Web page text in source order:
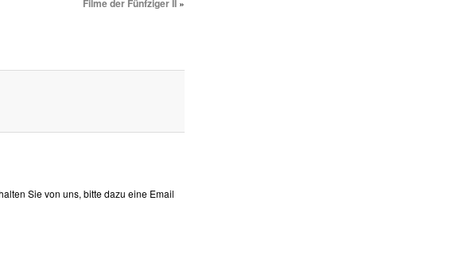
Filme der Fünfziger II
Sie von uns, bitte dazu eine Email